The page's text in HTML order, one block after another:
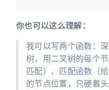
你也可以这么理解：
我可以写两个函数：
树，用二叉树的每个
匹配）、匹配函数（
的节点位置，只硬着